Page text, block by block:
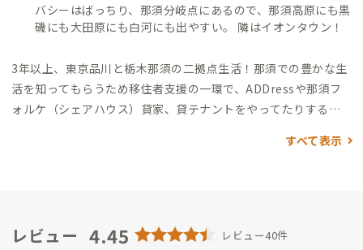
バシーはばっちり、那須分岐点にあるので、那須高原にも黒
磯にも大田原にも白河にも出やすい。 隣はイオンタウン！
3年以上、東京品川と栃木那須の二拠点生活！ 那須での豊かな生
活を知ってもらうため移住者支援の一環で、ADDressや那須フ
ォルケ（シェアハウス）貸家、貸テナントをやってたりするの
方には手厚い無料サポートをやってるので、何なりとお気軽に！
すべて表示
レビュー 4.45 レビュー40件